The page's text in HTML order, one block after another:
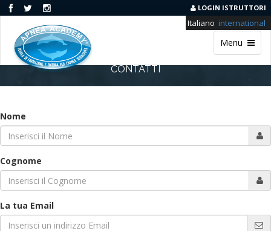
LOGIN ISTRUTTORI
Menu
Italiano international
CONTATTI
Nome
Cognome
La tua Email